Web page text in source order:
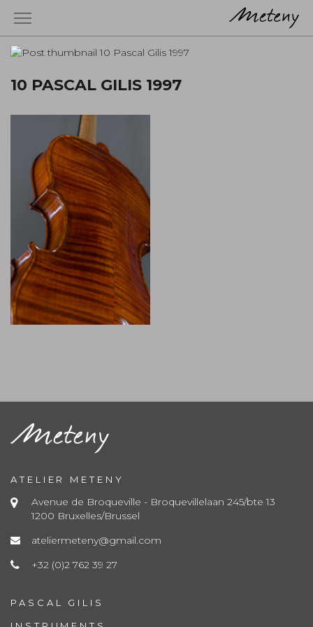
10 PASCAL GILIS 1997
ATELIER METENY
Avenue de Broqueville - Broquevillelaan 245/bte 13
1200 Bruxelles/Brussel
ateliermeteny@gmail.com
+32 (0)2 762 39 27
PASCAL GILIS